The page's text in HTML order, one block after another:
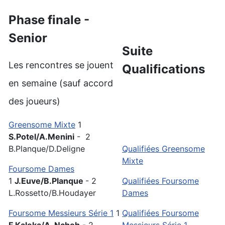
Phase finale -
Senior
Les rencontres se jouent
en semaine (sauf accord
des joueurs)
Suite
Qualifications
Greensome Mixte 1
S.Potel/A.Menini - 2
B.Planque/D.Deligne
Foursome Dames
1 J.Euve/B.Planque - 2
L.Rossetto/B.Houdayer
Foursome Messieurs Série 1 1
Qualifiées Greensome
Mixte
Qualifiées Foursome
Dames
Qualifiées Foursome